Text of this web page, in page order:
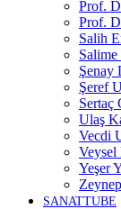
Prof.
Prof.
Salih
Şenay
Şeref
Sertaç
Ulaş
Vecdi
Veysel
Yeşer
SANATTUBE